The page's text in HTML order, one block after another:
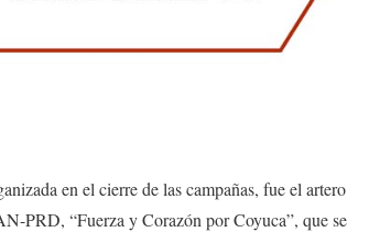
en el cierre de las campañas, fue el artero
PRD, “Fuerza y Corazón por Coyuca”, que se